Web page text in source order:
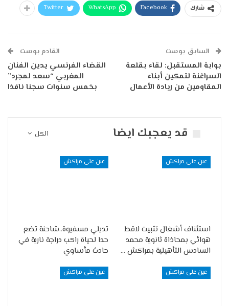
شارك Facebook
WhatsApp
Twitter
السابق بوست
بوابة المستقبل: لقاء بقلعة
السراغنة لتمكين أبناء
المقاومين من ريادة الأعمال
القادم بوست
القضاء الفرنسي يدين الفنان
المغربي “سعد لمجرد”
بخمس سنوات سجنا نافذا
الكل قد يعجبك ايضا
عين على مراكش
استئناف أشغال تثبيت لاقط
هوائي بمحاذاة ثانوية محمد
السادس التأهيلية بمراكش …
عين على مراكش
تديلي مسفيوة..شاحنة تضع
حدا لحياة راكب دراجة نارية في
حادث مأساوي
عين على مراكش عين على مراكش